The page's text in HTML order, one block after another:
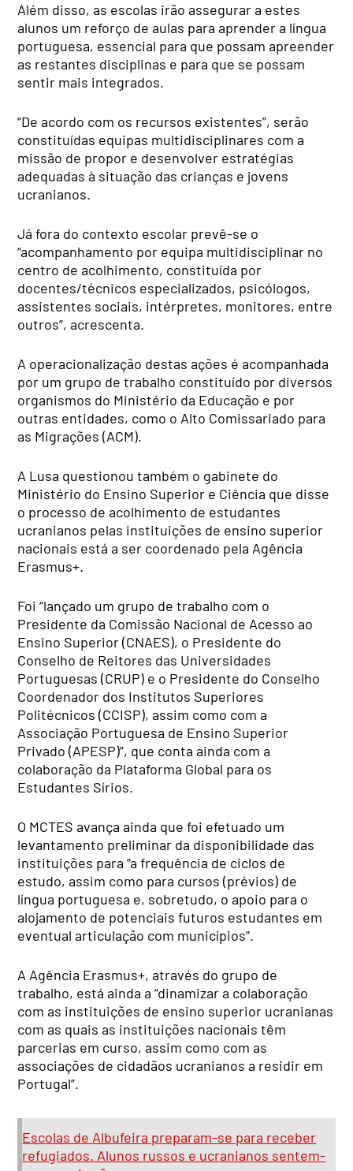
Além disso, as escolas irão assegurar a estes
alunos um reforço de aulas para aprender a língua
portuguesa, essencial para que possam apreender
as restantes disciplinas e para que se possam
sentir mais integrados.
“De acordo com os recursos existentes”, serão
constituídas equipas multidisciplinares com a
missão de propor e desenvolver estratégias
adequadas à situação das crianças e jovens
ucranianos.
Já fora do contexto escolar prevê-se o
“acompanhamento por equipa multidisciplinar no
centro de acolhimento, constituída por
docentes/técnicos especializados, psicólogos,
assistentes sociais, intérpretes, monitores, entre
outros”, acrescenta.
A operacionalização destas ações é acompanhada
por um grupo de trabalho constituído por diversos
organismos do Ministério da Educação e por
outras entidades, como o Alto Comissariado para
as Migrações (ACM).
A Lusa questionou também o gabinete do
Ministério do Ensino Superior e Ciência que disse
o processo de acolhimento de estudantes
ucranianos pelas instituições de ensino superior
nacionais está a ser coordenado pela Agência
Erasmus+.
Foi “lançado um grupo de trabalho com o
Presidente da Comissão Nacional de Acesso ao
Ensino Superior (CNAES), o Presidente do
Conselho de Reitores das Universidades
Portuguesas (CRUP) e o Presidente do Conselho
Coordenador dos Institutos Superiores
Politécnicos (CCISP), assim como com a
Associação Portuguesa de Ensino Superior
Privado (APESP)”, que conta ainda com a
colaboração da Plataforma Global para os
Estudantes Sírios.
O MCTES avança ainda que foi efetuado um
levantamento preliminar da disponibilidade das
instituições para “a frequência de ciclos de
estudo, assim como para cursos (prévios) de
língua portuguesa e, sobretudo, o apoio para o
alojamento de potenciais futuros estudantes em
eventual articulação com municípios”.
A Agência Erasmus+, através do grupo de
trabalho, está ainda a “dinamizar a colaboração
com as instituições de ensino superior ucranianas
com as quais as instituições nacionais têm
parcerias em curso, assim como com as
associações de cidadãos ucranianos a residir em
Portugal”.
Escolas de Albufeira preparam-se para receber
refugiados. Alunos russos e ucranianos sentem-